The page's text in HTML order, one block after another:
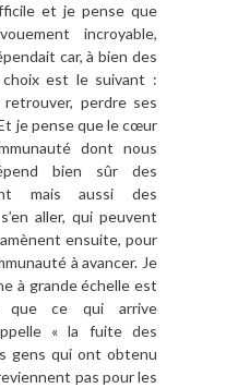
et je pense que
incroyable,
car, à bien des
choix est le suivant :
perdre ses
je pense que le cœur
dont nous
bien sûr des
mais aussi des
aller, qui peuvent
ensuite, pour
à avancer. Je
à grande échelle est
que ce qui arrive
« la fuite des
gens qui ont obtenu
pas pour les